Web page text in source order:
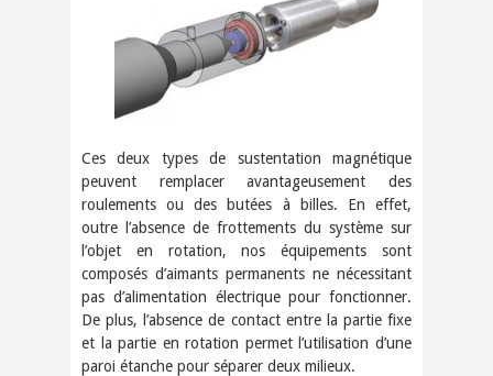
Ces deux types de sustentation magnétique
peuvent remplacer avantageusement des
roulements ou des butées à billes. En effet,
outre l’absence de frottements du système sur
l’objet en rotation, nos équipements sont
composés d’aimants permanents ne nécessitant
pas d’alimentation électrique pour fonctionner.
De plus, l’absence de contact entre la partie fixe
et la partie en rotation permet l’utilisation d’une
paroi étanche pour séparer deux milieux.